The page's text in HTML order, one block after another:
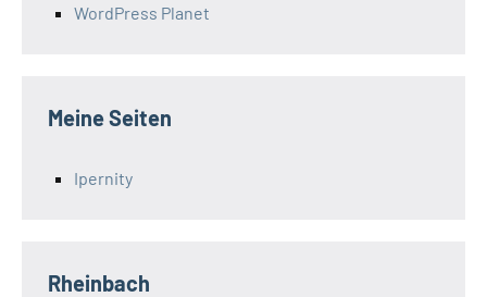
WordPress Planet
Meine Seiten
Ipernity
Rheinbach